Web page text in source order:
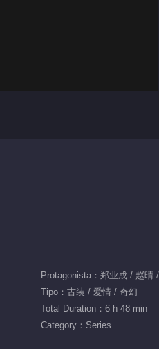
Protagonista：郑业成 / 赵晴
Tipo：古装 / 爱情 / 奇幻
Total Duration：6 h 48 min
Category：Series